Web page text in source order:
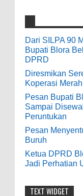
0 5-16-2026
0 5-10-2026
bulan oktober
7-
baik bisa
sekitar. Amin
Dari SILPA 90
Bupati Blora
DPRD
Diresmikan
Koperasi
Pesan Bupati
Sampai
Peruntukan
Pesan
Buruh
Ketua DPRD
Jadi Perhatian
TEXT WIDGET